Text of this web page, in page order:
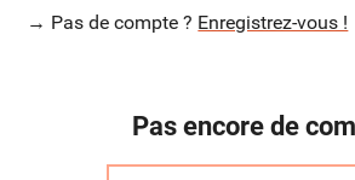
→ Pas de compte ? Enregistrez-vous !
Pas encore de